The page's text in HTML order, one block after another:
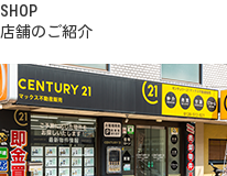
SHOP
店舗のご紹介